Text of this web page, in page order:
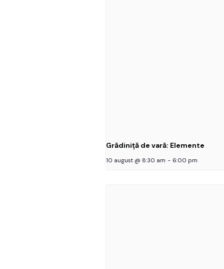
Grădiniță de vară: Elemente
10 august @ 8:30 am - 6:00 pm